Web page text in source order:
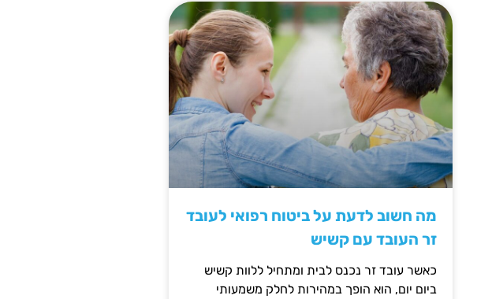
מה חשוב לדעת על ביטוח רפואי לעובד
זר העובד עם קשיש
כאשר עובד זר נכנס לבית ומתחיל ללוות קשיש
ביום יום, הוא הופך במהירות לחלק משמעותי